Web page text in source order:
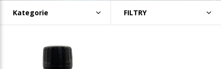
Kategorie FILTRY